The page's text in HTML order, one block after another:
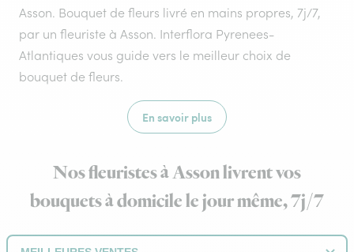
Asson. Bouquet de fleurs livré en mains propres, 7j/7,
par un fleuriste à Asson. Interflora Pyrenees-
Atlantiques vous guide vers le meilleur choix de
bouquet de fleurs.
En savoir plus
Nos fleuristes à Asson livrent vos
bouquets à domicile le jour même, 7j/7